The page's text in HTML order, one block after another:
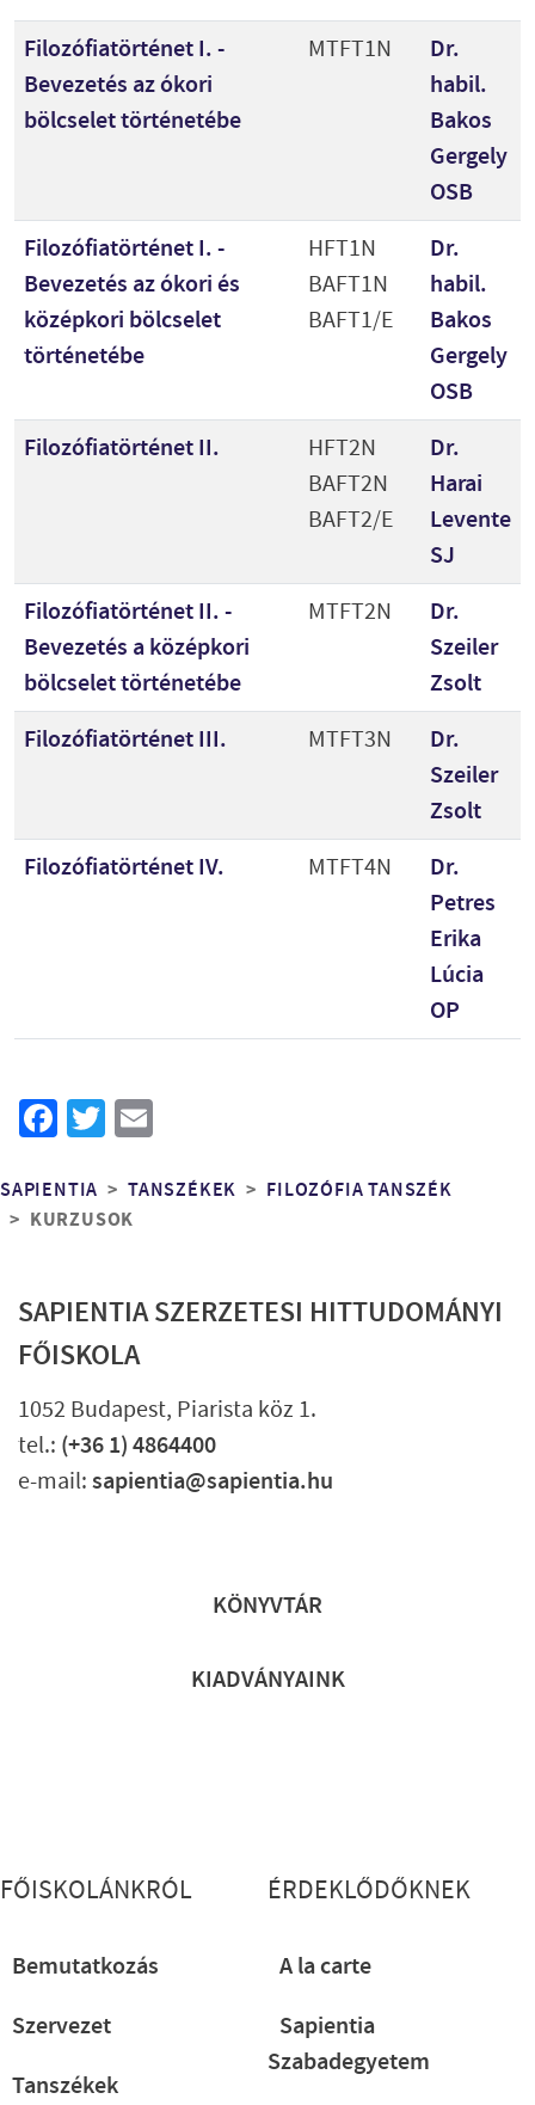
Filozófiatörténet I. -
Bevezetés az ókori
bölcselet történetébe
MTFT1N
Dr.
habil.
Bakos
Gergely
OSB
Filozófiatörténet I. -
Bevezetés az ókori és
középkori bölcselet
történetébe
HFT1N
BAFT1N
BAFT1/E
Dr.
habil.
Bakos
Gergely
OSB
Filozófiatörténet II.
HFT2N
BAFT2N
BAFT2/E
Dr.
Harai
Levente
SJ
Filozófiatörténet II. -
Bevezetés a középkori
bölcselet történetébe
MTFT2N
Dr.
Szeiler
Zsolt
Filozófiatörténet III.
MTFT3N
Dr.
Szeiler
Zsolt
Filozófiatörténet IV.
MTFT4N
Dr.
Petres
Erika
Lúcia
OP
Facebook
Twitter
Morzsa
SAPIENTIA TANSZÉKEK FILOZÓFIA TANSZÉK
KURZUSOK
SAPIENTIA SZERZETESI HITTUDOMÁNYI
FŐISKOLA
1052 Budapest, Piarista köz 1.
tel.: (+36 1) 4864400
e-mail:sapientia@sapientia.hu
KÖNYVTÁR
KIADVÁNYAINK
FŐISKOLÁNKRÓL
Bemutatkozás
Szervezet
Tanszékek
ÉRDEKLŐDŐKNEK
A la carte
Sapientia
Szabadegyetem